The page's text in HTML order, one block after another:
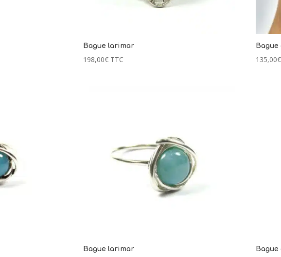
Bague larimar
198,00€ TTC
Bague
135,00€
Bague larimar Bague